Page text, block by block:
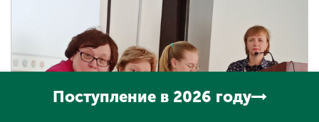
Поступление в 2026 году